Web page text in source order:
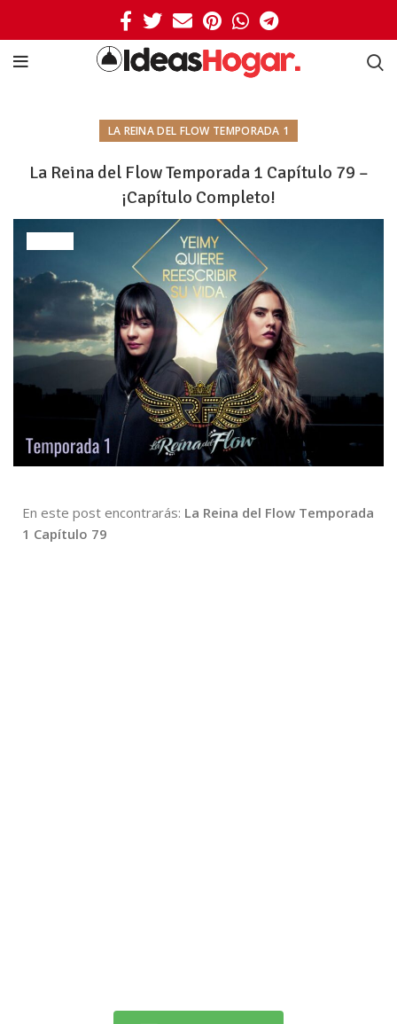
LA REINA DEL FLOW TEMPORADA 1
La Reina del Flow Temporada 1 Capítulo 79 –
¡Capítulo Completo!
En este post encontrarás: La Reina del Flow Temporada
1 Capítulo 79